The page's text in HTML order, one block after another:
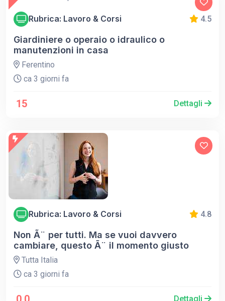
Rubrica: Lavoro & Corsi 4.5
Giardiniere o operaio o idraulico o
manutenzioni in casa
Ferentino
ca 3 giorni fa
15 Dettagli
Rubrica: Lavoro & Corsi 4.8
Non Ã¨ per tutti. Ma se vuoi davvero
cambiare, questo Ã¨ il momento giusto
Tutta Italia
ca 3 giorni fa
Dettagli